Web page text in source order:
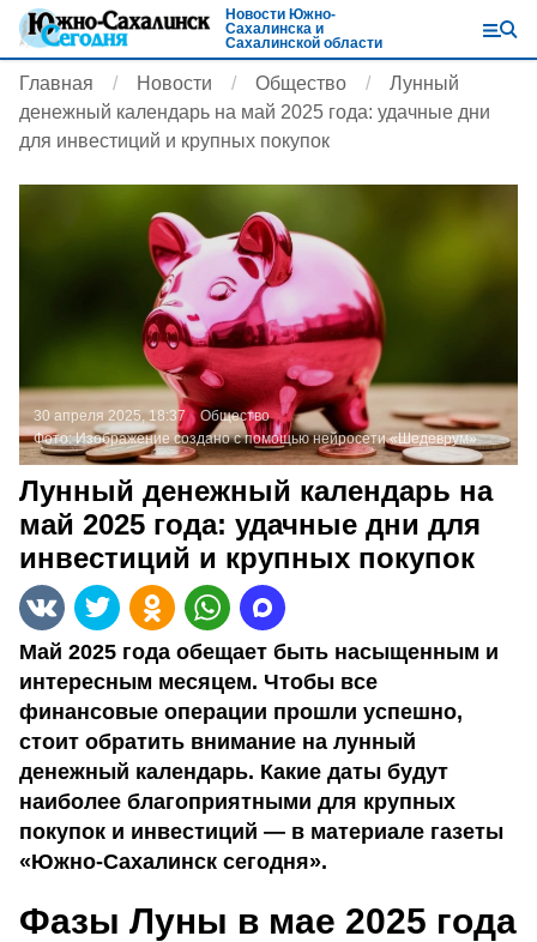
Новости Южно-
Сахалинска и
Сахалинской области
Главная Новости Общество
Лунный
денежный календарь на май 2025 года: удачные дни
для инвестиций и крупных покупок
30 апреля 2025, 18:37
Общество
Фото:Изображение создано с помощью нейросети «Шедеврум»
Лунный денежный календарь на
май 2025 года: удачные дни для
инвестиций и крупных покупок
Май 2025 года обещает быть насыщенным и
интересным месяцем. Чтобы все
финансовые операции прошли успешно,
стоит обратить внимание на лунный
денежный календарь. Какие даты будут
наиболее благоприятными для крупных
покупок и инвестиций — в материале газеты
«Южно-Сахалинск сегодня».
Фазы Луны в мае 2025 года